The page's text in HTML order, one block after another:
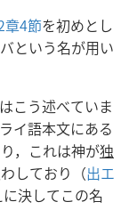
章4節を初めとし
という名が用い
こう述べていま
イ語本文にある
，これは神が独
しており（出エ
決してこの名